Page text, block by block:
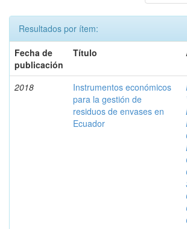
Resultados por ítem:
Fecha de
publicación
Título
2018
Instrumentos económicos
para la gestión de
residuos de envases en
Ecuador